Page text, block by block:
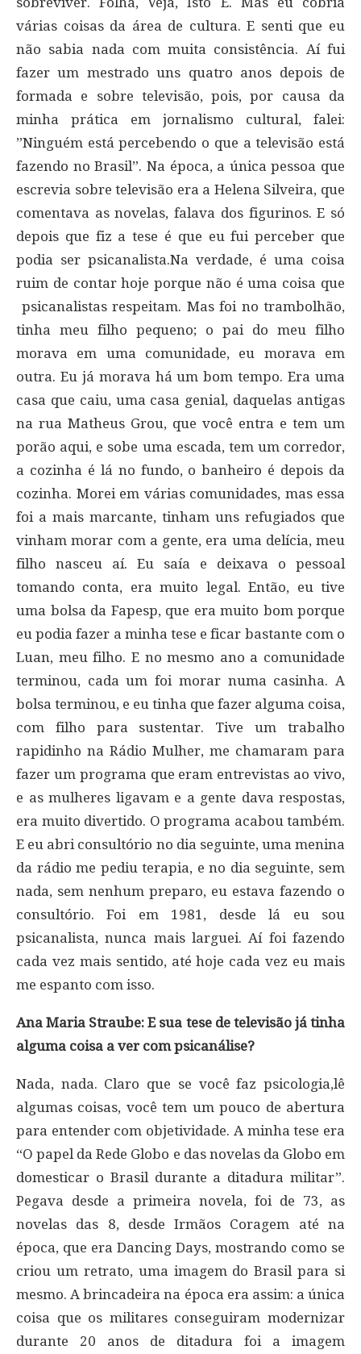
várias coisas da área de cultura. E senti que eu
não sabia nada com muita consistência. Aí fui
fazer um mestrado uns quatro anos depois de
formada e sobre televisão, pois, por causa da
minha prática em jornalismo cultural, falei:
”Ninguém está percebendo o que a televisão está
fazendo no Brasil”. Na época, a única pessoa que
escrevia sobre televisão era a Helena Silveira, que
comentava as novelas, falava dos figurinos. E só
depois que fiz a tese é que eu fui perceber que
podia ser psicanalista.Na verdade, é uma coisa
ruim de contar hoje porque não é uma coisa que
psicanalistas respeitam. Mas foi no trambolhão,
tinha meu filho pequeno; o pai do meu filho
morava em uma comunidade, eu morava em
outra. Eu já morava há um bom tempo. Era uma
casa que caiu, uma casa genial, daquelas antigas
na rua Matheus Grou, que você entra e tem um
porão aqui, e sobe uma escada, tem um corredor,
a cozinha é lá no fundo, o banheiro é depois da
cozinha. Morei em várias comunidades, mas essa
foi a mais marcante, tinham uns refugiados que
vinham morar com a gente, era uma delícia, meu
filho nasceu aí. Eu saía e deixava o pessoal
tomando conta, era muito legal. Então, eu tive
uma bolsa da Fapesp, que era muito bom porque
eu podia fazer a minha tese e ficar bastante com o
Luan, meu filho. E no mesmo ano a comunidade
terminou, cada um foi morar numa casinha. A
bolsa terminou, e eu tinha que fazer alguma coisa,
com filho para sustentar. Tive um trabalho
rapidinho na Rádio Mulher, me chamaram para
fazer um programa que eram entrevistas ao vivo,
e as mulheres ligavam e a gente dava respostas,
era muito divertido. O programa acabou também.
E eu abri consultório no dia seguinte, uma menina
da rádio me pediu terapia, e no dia seguinte, sem
nada, sem nenhum preparo, eu estava fazendo o
consultório. Foi em 1981, desde lá eu sou
psicanalista, nunca mais larguei. Aí foi fazendo
cada vez mais sentido, até hoje cada vez eu mais
me espanto com isso.
Ana Maria Straube: E sua tese de televisão já tinha
alguma coisa a ver com psicanálise?
Nada, nada. Claro que se você faz psicologia,lê
algumas coisas, você tem um pouco de abertura
para entender com objetividade. A minha tese era
“O papel da Rede Globo e das novelas da Globo em
domesticar o Brasil durante a ditadura militar”.
Pegava desde a primeira novela, foi de 73, as
novelas das 8, desde Irmãos Coragem até na
época, que era Dancing Days, mostrando como se
criou um retrato, uma imagem do Brasil para si
mesmo. A brincadeira na época era assim: a única
coisa que os militares conseguiram modernizar
durante 20 anos de ditadura foi a imagem